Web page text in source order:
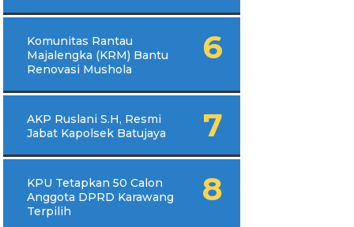
Komunitas Rantau
Majalengka (KRM) Bantu
Renovasi Mushola
AKP Ruslani S.H, Resmi
Jabat Kapolsek Batujaya
KPU Tetapkan 50 Calon
Anggota DPRD Karawang
Terpilih